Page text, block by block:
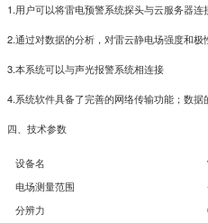
1.用户可以将雷电预警系统探头与云服务器
2.通过对数据的分析，对雷云静电场强度和
3.本系统可以与声光报警系统相连接
4.系统软件具备了完善的网络传输功能；数据
四、技术参数
设备名
电场测量范围
分辨力